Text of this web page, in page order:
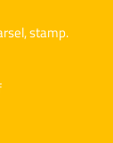
stamp.